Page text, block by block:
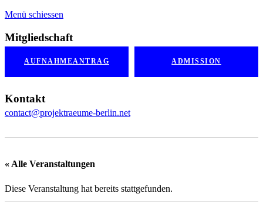
Menü schiessen
Mitgliedschaft
AUFNAHMEANTRAG ADMISSION
Kontakt
contact@projektraeume-berlin.net
« Alle Veranstaltungen
Diese Veranstaltung hat bereits stattgefunden.